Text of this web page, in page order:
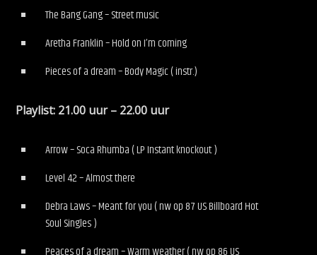
The Bang Gang – Street music
Aretha Franklin – Hold on I’m coming
Pieces of a dream – Body Magic ( instr.)
Playlist: 21.00 uur – 22.00 uur
Arrow – Soca Rhumba ( LP Instant knockout )
Level 42 – Almost there
Debra Laws – Meant for you ( nw op 87 US Billboard Hot
Soul Singles )